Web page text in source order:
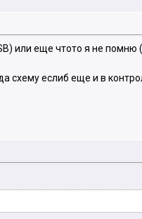
или еще чтото я не помню
схему еслиб еще и в